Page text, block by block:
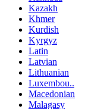
Kazakh
Khmer
Kurdish
Kyrgyz
Latin
Latvian
Lithuanian
Luxembou..
Macedonian
Malagasy